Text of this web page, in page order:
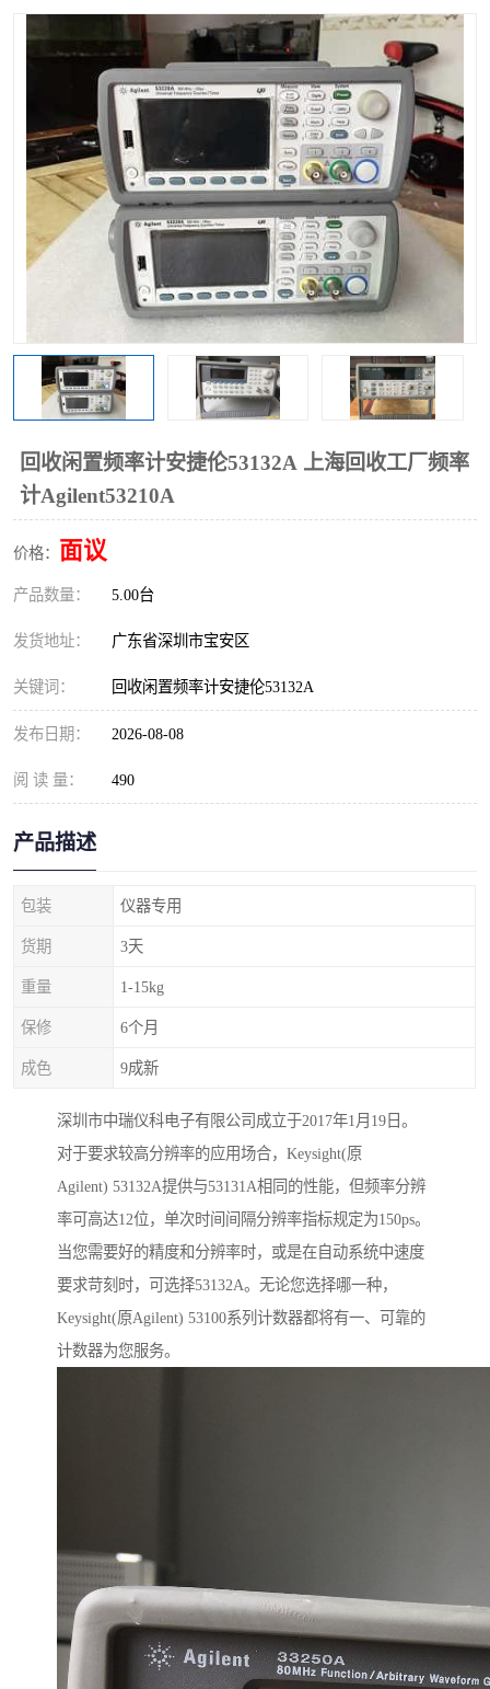
回收闲置频率计安捷伦53132A 上海回收工厂频率
计Agilent53210A
价格： 面议
产品数量： 5.00台
发货地址： 广东省深圳市宝安区
关键词： 回收闲置频率计安捷伦53132A
发布日期： 2026-08-08
阅 读 量： 490
产品描述
包装 仪器专用
货期 3天
重量 1-15kg
保修 6个月
成色 9成新
深圳市中瑞仪科电子有限公司成立于2017年1月19日。
对于要求较高分辨率的应用场合，Keysight(原
Agilent) 53132A提供与53131A相同的性能，但频率分辨
率可高达12位，单次时间间隔分辨率指标规定为150ps。
当您需要好的精度和分辨率时，或是在自动系统中速度
要求苛刻时，可选择53132A。无论您选择哪一种，
Keysight(原Agilent) 53100系列计数器都将有一、可靠的
计数器为您服务。